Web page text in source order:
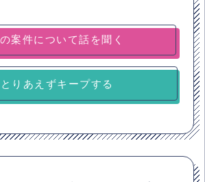
とりあえずキープする